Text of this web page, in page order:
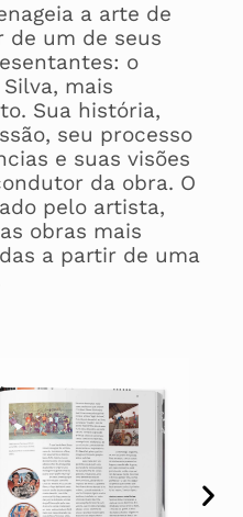
a arte de
de um de seus
o
mais
Sua história,
seu processo
e suas visões
da obra. O
pelo artista,
obras mais
a partir de uma